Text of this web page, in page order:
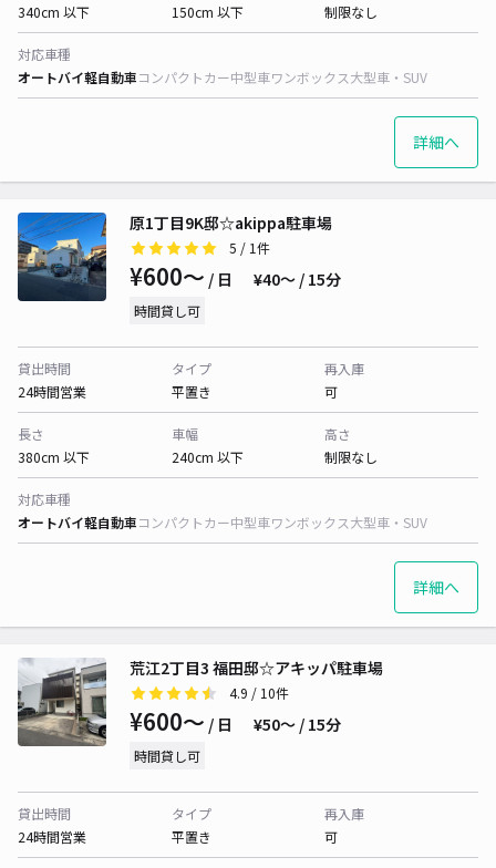
340cm 以下
150cm 以下
制限なし
対応車種
オートバイ軽自動車コンパクトカー中型車ワンボックス大型車・SUV
詳細へ
原1丁目9K邸☆akippa駐車場
5 / 1件
¥600〜 / 日 ¥40〜 / 15分
時間貸し可
貸出時間
24時間営業
タイプ
平置き
再入庫
可
長さ
380cm 以下
車幅
240cm 以下
高さ
制限なし
対応車種
オートバイ軽自動車コンパクトカー中型車ワンボックス大型車・SUV
詳細へ
荒江2丁目3 福田邸☆アキッパ駐車場
4.9 / 10件
¥600〜 / 日 ¥50〜 / 15分
時間貸し可
貸出時間
24時間営業
タイプ
平置き
再入庫
可